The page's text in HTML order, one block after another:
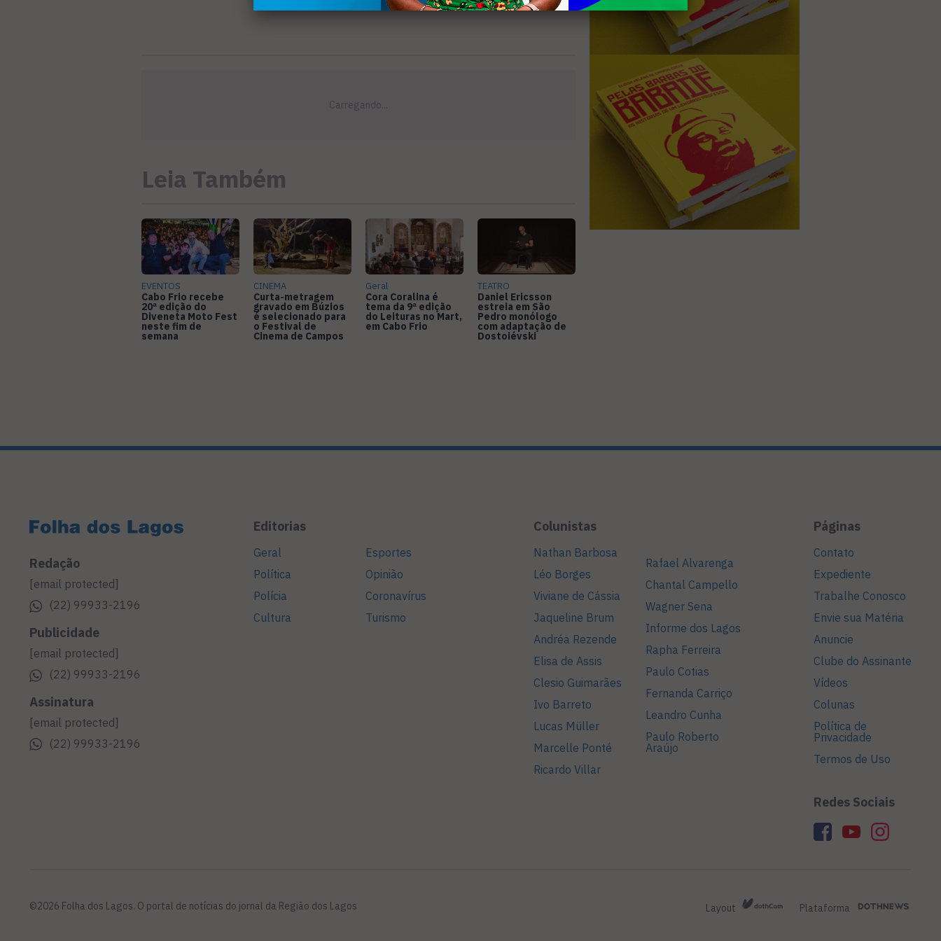
Leia Também
EVENTOS
Cabo Frio recebe
20ª edição do
Diveneta Moto Fest
neste fim de
semana
CINEMA
Curta-metragem
gravado em Búzios
é selecionado para
o Festival de
Cinema de Campos
Geral
Cora Coralina é
tema da 9ª edição
do Leituras no Mart,
em Cabo Frio
TEATRO
Daniel Ericsson
estreia em São
Pedro monólogo
com adaptação de
Dostoiévski
Redação
[email protected]
(22) 99933-2196
Publicidade
[email protected]
(22) 99933-2196
Assinatura
[email protected]
(22) 99933-2196
Editorias
Geral
Política
Polícia
Cultura
Esportes
Opinião
Coronavírus
Turismo
Colunistas
Nathan Barbosa
Léo Borges
Viviane de Cássia
Jaqueline Brum
Andréa Rezende
Elisa de Assis
Clesio Guimarães
Ivo Barreto
Lucas Müller
Marcelle Ponté
Ricardo Villar
Rafael Alvarenga
Chantal Campello
Wagner Sena
Informe dos Lagos
Rapha Ferreira
Paulo Cotias
Fernanda Carriço
Leandro Cunha
Paulo Roberto
Araújo
Páginas
Contato
Expediente
Trabalhe Conosco
Envie sua Matéria
Anuncie
Clube do Assinante
Vídeos
Colunas
Política de
Privacidade
Termos de Uso
Redes Sociais
©2026 Folha dos Lagos. O portal de notícias do jornal da Região dos Lagos Layout Plataforma